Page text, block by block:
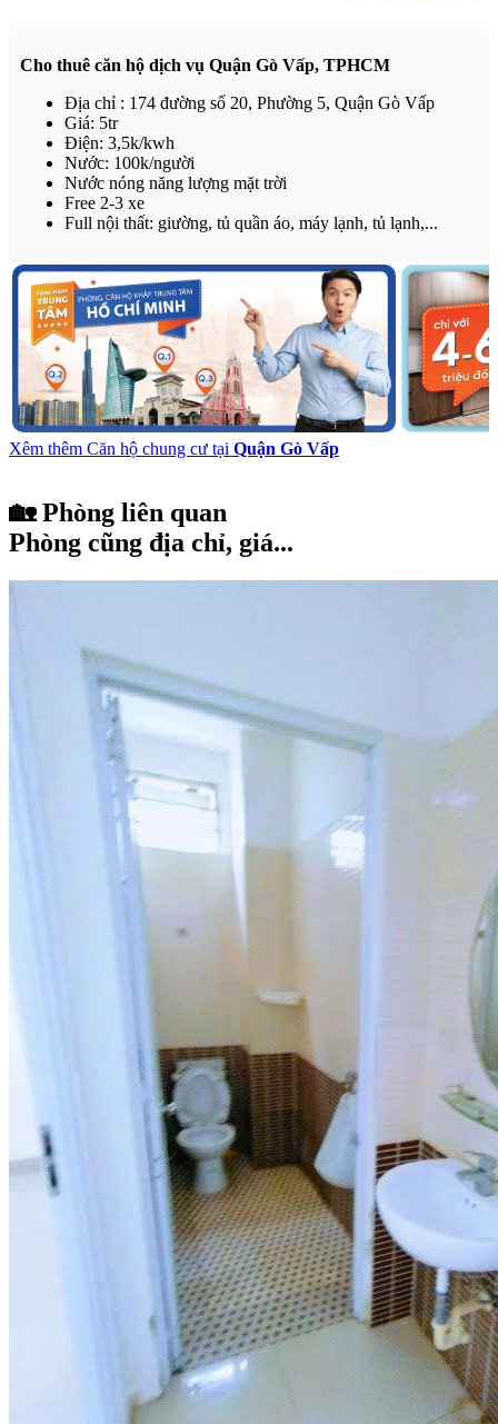
Cho thuê căn hộ dịch vụ Quận Gò Vấp, TPHCM
Địa chỉ : 174 đường số 20, Phường 5, Quận Gò Vấp
Giá: 5tr
Điện: 3,5k/kwh
Nước: 100k/người
Nước nóng năng lượng mặt trời
Free 2-3 xe
Full nội thất: giường, tủ quần áo, máy lạnh, tủ lạnh,...
Xêm thêm Căn hộ chung cư tại Quận Gò Vấp
🏡 Phòng liên quan
Phòng cũng địa chỉ, giá...